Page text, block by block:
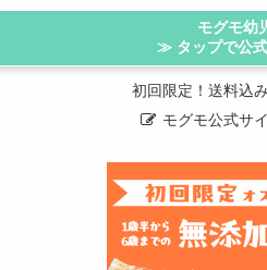
モグモ幼
≫ タップで公
初回限定！送料込
モグモ公式サ